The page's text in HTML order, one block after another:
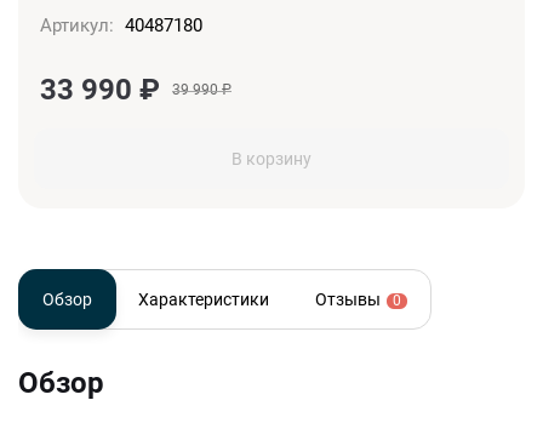
Артикул: 40487180
33 990 ₽ 39 990₽
В корзину
Обзор Характеристики Отзывы 0
Обзор